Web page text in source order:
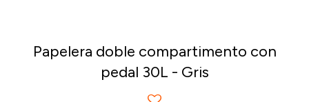
Papelera doble compartimento con
pedal 30L - Gris